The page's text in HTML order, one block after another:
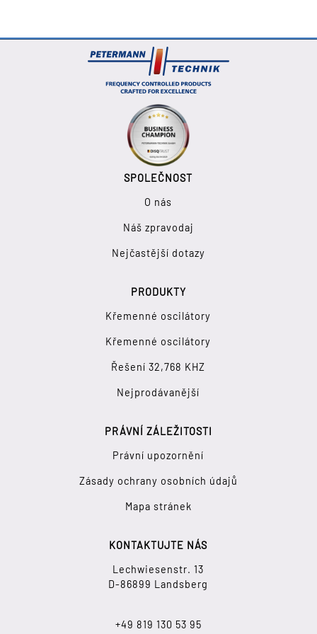
SPOLEČNOST
O nás
Náš zpravodaj
Nejčastější dotazy
PRODUKTY
Křemenné oscilátory
Křemenné oscilátory
Řešení 32,768 KHZ
Nejprodávanější
PRÁVNÍ ZÁLEŽITOSTI
Právní upozornění
Zásady ochrany osobních údajů
Mapa stránek
KONTAKTUJTE NÁS
Lechwiesenstr. 13
D-86899 Landsberg
+49 819 130 53 95